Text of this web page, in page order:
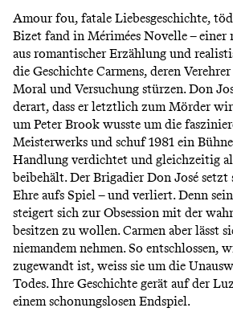
Amour fou, fatale Liebesgeschichte,
Bizet fand in Mérimées Novelle – einer
aus romantischer Erzählung und
die Geschichte Carmens, deren
Moral und Versuchung stürzen. Don
derart, dass er letztlich zum Mörder
um Peter Brook wusste um die
Meisterwerks und schuf 1981 ein
Handlung verdichtet und gleichzeitig
beibehält. Der Brigadier Don José
Ehre aufs Spiel – und verliert. Denn
steigert sich zur Obsession mit der
besitzen zu wollen. Carmen aber lässt
niemandem nehmen. So entschlossen,
zugewandt ist, weiss sie um die
Todes. Ihre Geschichte gerät auf der
einem schonungslosen Endspiel.